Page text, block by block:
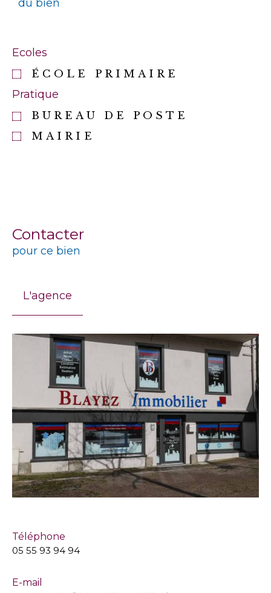
du bien
Ecoles
ÉCOLE PRIMAIRE
Pratique
BUREAU DE POSTE
MAIRIE
Contacter
pour ce bien
L'agence
Téléphone
05 55 93 94 94
E-mail